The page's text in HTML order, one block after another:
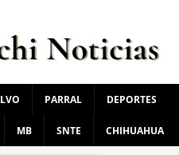
PARRAL DEPORTES
MB SNTE CHIHUAHUA